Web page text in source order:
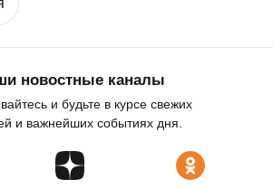
новостные каналы
и будьте в курсе свежих
и важнейших событиях дня.